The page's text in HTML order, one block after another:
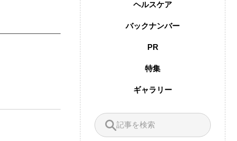
ヘルスケア
バックナンバー
PR
特集
ギャラリー